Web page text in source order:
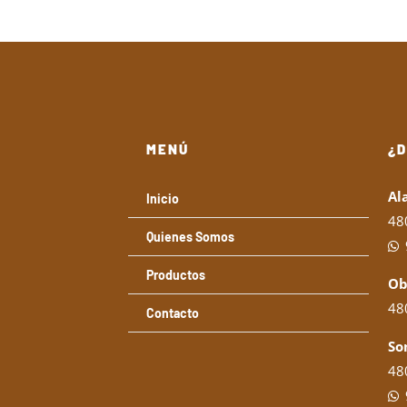
MENÚ
Inicio
Quienes Somos
Productos
Contacto